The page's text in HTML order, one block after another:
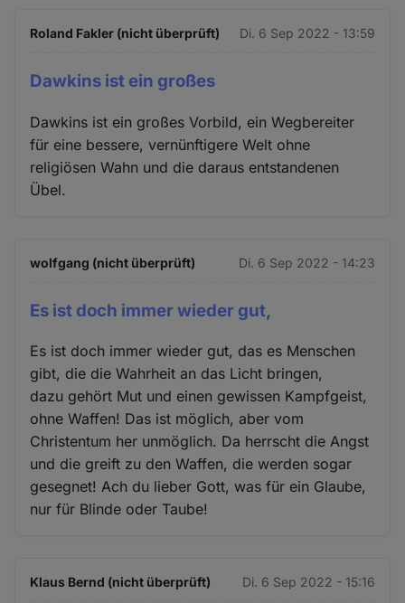
Roland Fakler (nicht überprüft) Di. 6 Sep 2022 - 13:59
Dawkins ist ein großes
Dawkins ist ein großes Vorbild, ein Wegbereiter
für eine bessere, vernünftigere Welt ohne
religiösen Wahn und die daraus entstandenen
Übel.
wolfgang (nicht überprüft) Di. 6 Sep 2022 - 14:23
Es ist doch immer wieder gut,
Es ist doch immer wieder gut, das es Menschen
gibt, die die Wahrheit an das Licht bringen,
dazu gehört Mut und einen gewissen Kampfgeist,
ohne Waffen! Das ist möglich, aber vom
Christentum her unmöglich. Da herrscht die Angst
und die greift zu den Waffen, die werden sogar
gesegnet! Ach du lieber Gott, was für ein Glaube,
nur für Blinde oder Taube!
Klaus Bernd (nicht überprüft) Di. 6 Sep 2022 - 15:16